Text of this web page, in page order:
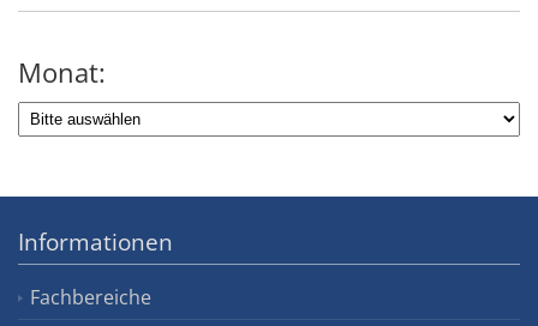
Monat:
Informationen
Fachbereiche